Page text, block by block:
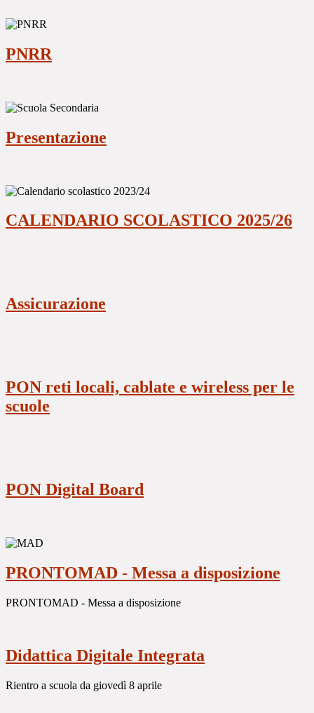
PNRR
Presentazione
CALENDARIO SCOLASTICO 2025/26
Assicurazione
PON reti locali, cablate e wireless per le
scuole
PON Digital Board
PRONTOMAD - Messa a disposizione
PRONTOMAD - Messa a disposizione
Didattica Digitale Integrata
Rientro a scuola da giovedì 8 aprile